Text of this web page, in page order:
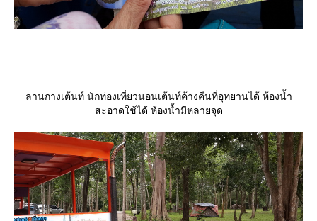
ลานกางเต้นท์ นักท่องเที่ยวนอนเต้นท์ค้างคืนที่อุทยานได้ ห้องน้ำ
สะอาดใช้ได้ ห้องน้ำมีหลายจุด